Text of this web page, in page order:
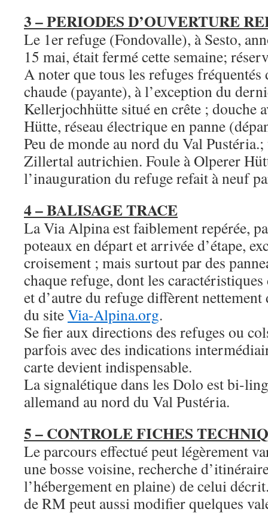
3 – PERIODES D’OUVERTURE
Le 1er refuge (Fondovalle), à Sesto,
15 mai, était fermé cette semaine;
A noter que tous les refuges fréquentés
chaude (payante), à l’exception du
Kellerjochhütte situé en crête ; douche
Hütte, réseau électrique en panne
Peu de monde au nord du Val
Zillertal autrichien. Foule à Olperer
l’inauguration du refuge refait à neuf
4 – BALISAGE TRACE
La Via Alpina est faiblement repérée,
poteaux en départ et arrivée d’étape,
croisement ; mais surtout par des
chaque refuge, dont les
et d’autre du refuge diffèrent nettement
du siteVia-Alpina.org.
Se fier aux directions des refuges ou
parfois avec des indications
carte devient indispensable.
La signalétique dans les Dolo est bi-
allemand au nord du Val Pustéria.
5 – CONTROLE FICHES
Le parcours effectué peut légèrement
une bosse voisine, recherche
l’hébergement en plaine) de celui
de RM peut aussi modifier quelques